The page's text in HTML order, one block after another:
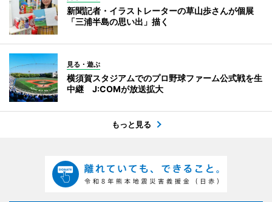
新聞記者・イラストレーターの草山歩さんが個展
「三浦半島の思い出」描く
見る・遊ぶ
横須賀スタジアムでのプロ野球ファーム公式戦を生
中継 J:COMが放送拡大
もっと見る